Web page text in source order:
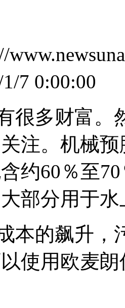
7 0:00:00
很多财富。
注。机械
约60 ％至70
部分用于水
本的飙升，
使用欧麦